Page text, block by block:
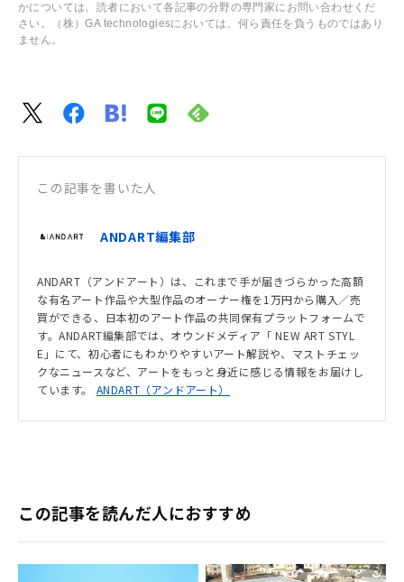
かについては、読者において各記事の分野の専門家にお問い合わせくだ
さい。（株）GA technologiesにおいては、何ら責任を負うものではあり
ません。
この記事を書いた人
ANDART編集部
ANDART（アンドアート）は、これまで手が届きづらかった高額
な有名アート作品や大型作品のオーナー権を1万円から購入／売
買ができる、日本初のアート作品の共同保有プラットフォームで
す。ANDART編集部では、オウンドメディア「 NEW ART STYL
E」にて、初心者にもわかりやすいアート解説や、マストチェッ
クなニュースなど、アートをもっと身近に感じる情報をお届けし
ています。 ANDART（アンドアート）
この記事を読んだ人におすすめ